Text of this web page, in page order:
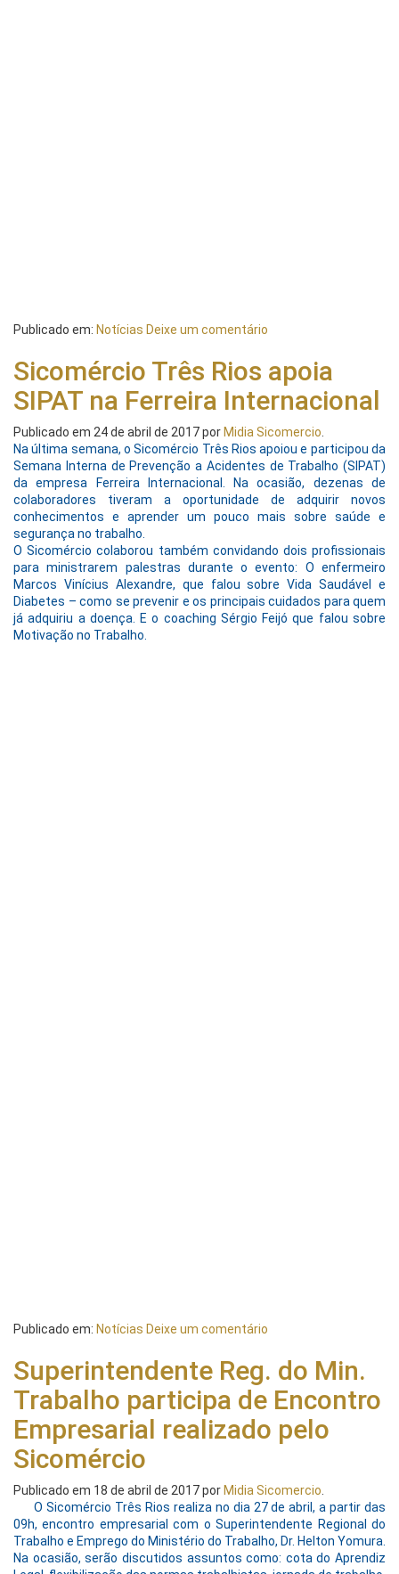
Publicado em: Notícias Deixe um comentário
Sicomércio Três Rios apoia
SIPAT na Ferreira Internacional
Publicado em 24 de abril de 2017por Midia Sicomercio
Na última semana, o Sicomércio Três Rios apoiou e participou da
Semana Interna de Prevenção a Acidentes de Trabalho (SIPAT)
da empresa Ferreira Internacional. Na ocasião, dezenas de
colaboradores tiveram a oportunidade de adquirir novos
conhecimentos e aprender um pouco mais sobre saúde e
segurança no trabalho.
O Sicomércio colaborou também convidando dois profissionais
para ministrarem palestras durante o evento: O enfermeiro
Marcos Vinícius Alexandre, que falou sobre Vida Saudável e
Diabetes – como se prevenir e os principais cuidados para quem
já adquiriu a doença. E o coaching Sérgio Feijó que falou sobre
Motivação no Trabalho.
Publicado em: Notícias Deixe um comentário
Superintendente Reg. do Min.
Trabalho participa de Encontro
Empresarial realizado pelo
Sicomércio
Publicado em 18 de abril de 2017por Midia Sicomercio
O Sicomércio Três Rios realiza no dia 27 de abril, a partir das
09h, encontro empresarial com o Superintendente Regional do
Trabalho e Emprego do Ministério do Trabalho, Dr. Helton Yomura.
Na ocasião, serão discutidos assuntos como: cota do Aprendiz